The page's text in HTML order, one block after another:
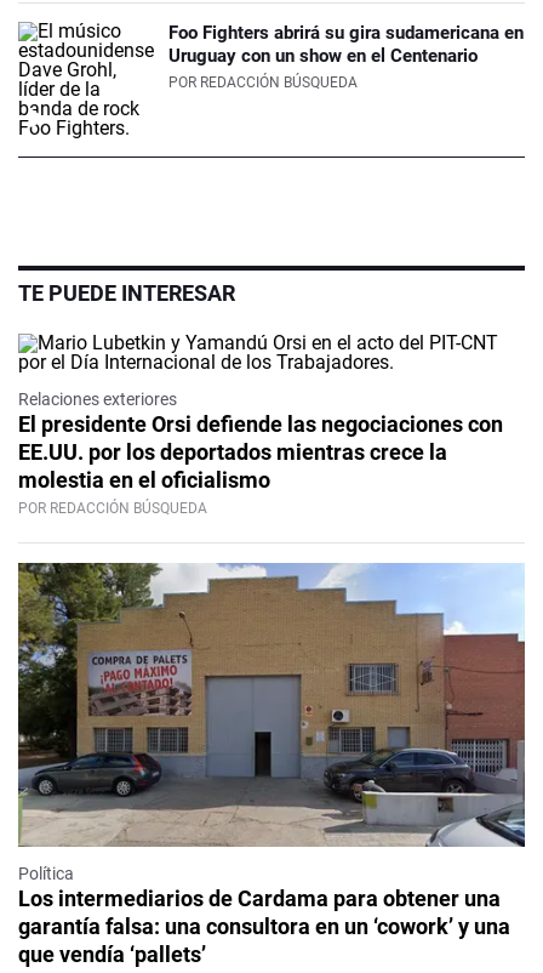
Foo Fighters abrirá su gira sudamericana en
Uruguay con un show en el Centenario
POR REDACCIÓN BÚSQUEDA
TE PUEDE INTERESAR
Relaciones exteriores
El presidente Orsi defiende las negociaciones con
EE.UU. por los deportados mientras crece la
molestia en el oficialismo
POR REDACCIÓN BÚSQUEDA
Política
Los intermediarios de Cardama para obtener una
garantía falsa: una consultora en un ‘cowork’ y una
que vendía ‘pallets’